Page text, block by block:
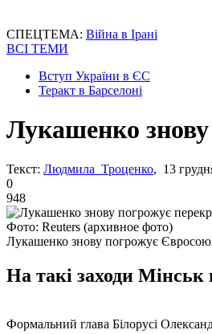
СПЕЦТЕМА: Війна в Ірані
ВСІ ТЕМИ
Вступ України в ЄС
Теракт в Барселоні
Лукашенко знову
Текст: Людмила Троценко, 13
0
948
Фото: Reuters (архивное фото)
Лукашенко знову погрожує
На такі заходи Мінськ
Формальний глава Білорусі